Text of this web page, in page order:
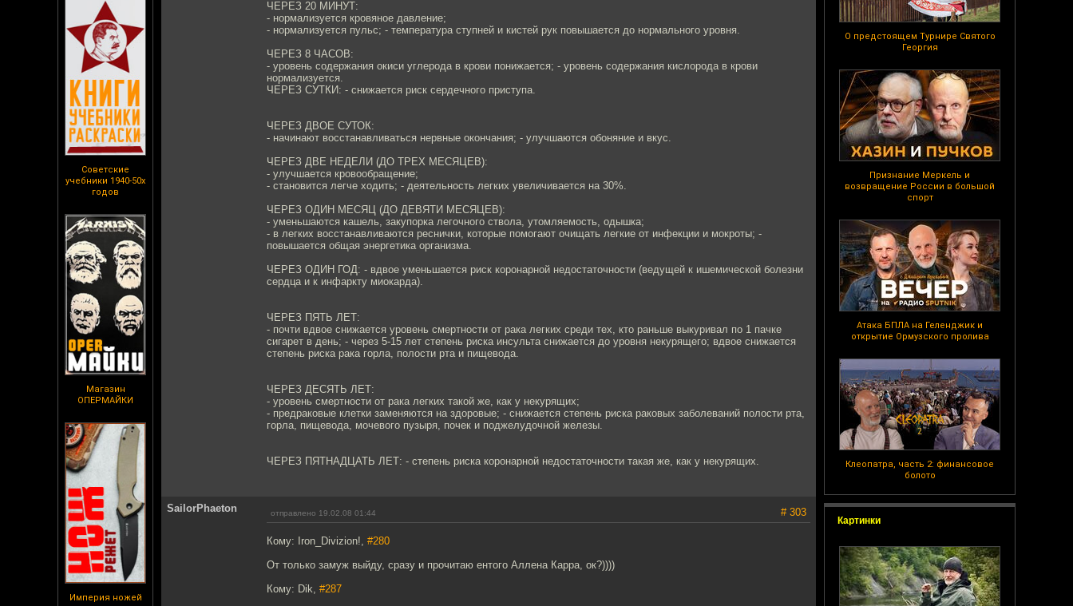
Советские
учебники 1940-50х
годов
Магазин
ОПЕРМАЙКИ
Империя ножей
О предстоящем Турнире Святого
Георгия
Признание Меркель и
возвращение России в большой
спорт
Атака БПЛА на Геленджик и
открытие Ормузского пролива
Клеопатра, часть 2: финансовое
болото
Картинки
ЧЕРЕЗ 20 МИНУТ:
- нормализуется кровяное давление;
- нормализуется пульс; - температура ступней и кистей рук повышается до нормального уровня.
ЧЕРЕЗ 8 ЧАСОВ:
- уровень содержания окиси углерода в крови понижается; - уровень содержания кислорода в крови
нормализуется.
ЧЕРЕЗ СУТКИ: - снижается риск сердечного приступа.
ЧЕРЕЗ ДВОЕ СУТОК:
- начинают восстанавливаться нервные окончания; - улучшаются обоняние и вкус.
ЧЕРЕЗ ДВЕ НЕДЕЛИ (ДО ТРЕХ МЕСЯЦЕВ):
- улучшается кровообращение;
- становится легче ходить; - деятельность легких увеличивается на 30%.
ЧЕРЕЗ ОДИН МЕСЯЦ (ДО ДЕВЯТИ МЕСЯЦЕВ):
- уменьшаются кашель, закупорка легочного ствола, утомляемость, одышка;
- в легких восстанавливаются реснички, которые помогают очищать легкие от инфекции и мокроты; -
повышается общая энергетика организма.
ЧЕРЕЗ ОДИН ГОД: - вдвое уменьшается риск коронарной недостаточности (ведущей к ишемической болезни
сердца и к инфаркту миокарда).
ЧЕРЕЗ ПЯТЬ ЛЕТ:
- почти вдвое снижается уровень смертности от рака легких среди тех, кто раньше выкуривал по 1 пачке
сигарет в день; - через 5-15 лет степень риска инсульта снижается до уровня некурящего; вдвое снижается
степень риска рака горла, полости рта и пищевода.
ЧЕРЕЗ ДЕСЯТЬ ЛЕТ:
- уровень смертности от рака легких такой же, как у некурящих;
- предраковые клетки заменяются на здоровые; - снижается степень риска раковых заболеваний полости рта,
горла, пищевода, мочевого пузыря, почек и поджелудочной железы.
ЧЕРЕЗ ПЯТНАДЦАТЬ ЛЕТ: - степень риска коронарной недостаточности такая же, как у некурящих.
SailorPhaeton отправлено 19.02.08 01:44 # 303
Кому: Iron_Divizion!, #280
От только замуж выйду, сразу и прочитаю ентого Аллена Карра, ок?))))
Кому: Dik, #287